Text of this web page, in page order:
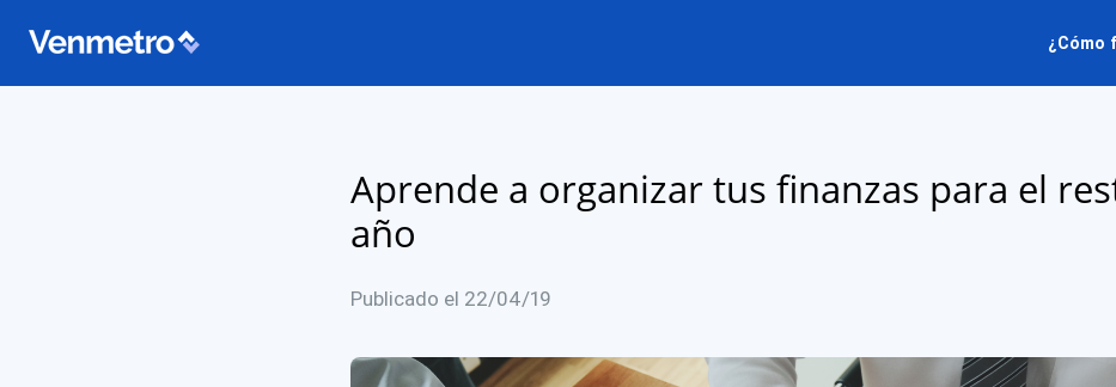
¿Cómo
Aprende a organizar tus finanzas para el
año
Publicado el 22/04/19